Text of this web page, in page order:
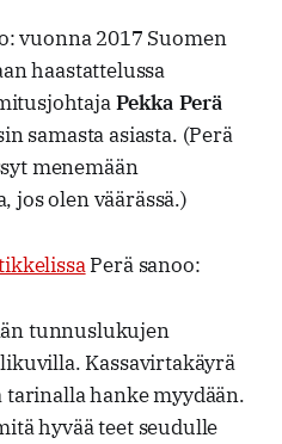
vuonna 2017 Suomen
haastattelussa
Pekka Perä
samasta asiasta. (Perä
menemään
jos olen väärässä.)
Perä sanoo:
tunnuslukujen
Kassavirtakäyrä
hanke myydään.
hyvää teet seudulle